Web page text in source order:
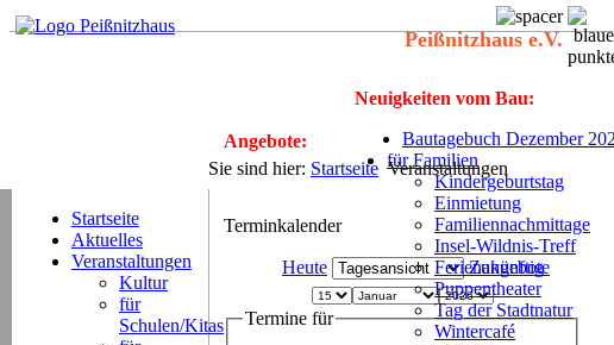
Peißnitzhaus e.V.
Neuigkeiten vom Bau:
Bautagebuch Dezember
für Familien
Kindergeburtstag
Einmietung
Familiennachmittage
Insel-Wildnis-Treff
Ferienangebote
Puppentheater
Tag der Stadtnatur
Wintercafé
Angebote:
Sie sind hier: Startseite Veranstaltungen
Startseite
Aktuelles
Veranstaltungen
Kultur
für
Schulen/Kitas
Terminkalender
Heute Zukünftig
Termine für